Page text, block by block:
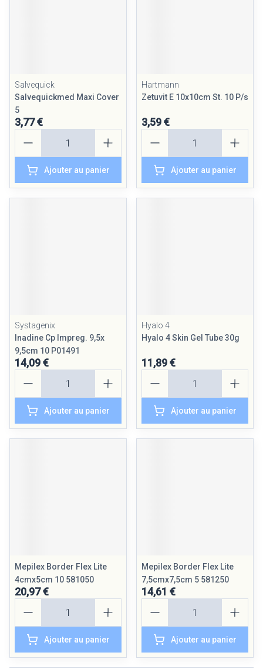
Salvequick
Salvequickmed Maxi Cover
5
3,77 €
Ajouter au panier
Hartmann
Zetuvit E 10x10cm St. 10 P/s
3,59 €
Ajouter au panier
Systagenix
Inadine Cp Impreg. 9,5x
9,5cm 10 P01491
14,09 €
Ajouter au panier
Hyalo 4
Hyalo 4 Skin Gel Tube 30g
11,89 €
Ajouter au panier
Mepilex Border Flex Lite
4cmx5cm 10 581050
20,97 €
Ajouter au panier
Mepilex Border Flex Lite
7,5cmx7,5cm 5 581250
14,61 €
Ajouter au panier